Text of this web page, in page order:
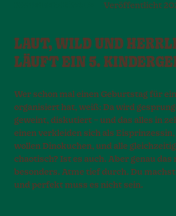
Veröffentlicht
LAUT, WILD UND
LÄUFT EIN 5.
Wer schon mal einen Geburtstag für
organisiert hat, weiß: Da wird
geweint, diskutiert – und das alles in
einen verkleiden sich als
wollen Dinokuchen, und alle
chaotisch? Ist es auch. Aber genau das
besonders. Atme tief durch. Du
und perfekt muss es nicht sein.